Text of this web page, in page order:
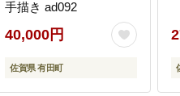
手描き ad092
40,000円
佐賀県 有田町